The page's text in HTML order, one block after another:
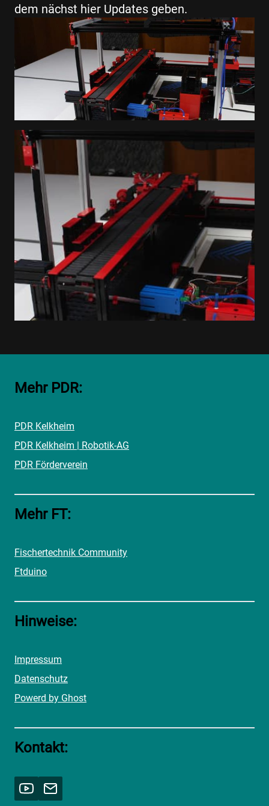
dem nächst hier Updates geben.
Mehr PDR:
PDR Kelkheim
PDR Kelkheim | Robotik-AG
PDR Förderverein
Mehr FT:
Fischertechnik Community
Ftduino
Hinweise:
Impressum
Datenschutz
Powerd by Ghost
Kontakt: